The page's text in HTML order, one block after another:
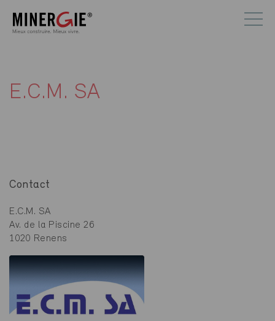
E.C.M. SA
Contact
E.C.M. SA
Av. de la Piscine 26
1020 Renens